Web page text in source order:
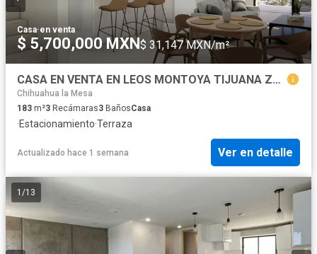
Casa·en venta
$ 5,700,000 MXN$ 31,147 MXN/m²
CASA EN VENTA EN LEOS MONTOYA TIJUANA ZONA ERMITA SUR
Chihuahua la Mesa
183 m²3 Recámaras3 BañosCasa
·Estacionamiento·Terraza
Actualizado hace 1 semana Ver en detalle
1 /13